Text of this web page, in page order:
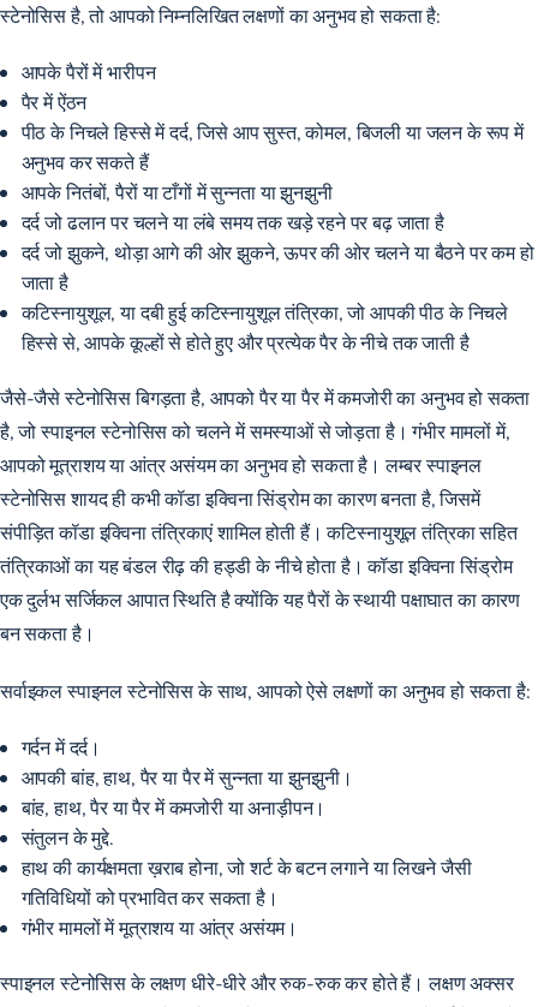
स्टेनोसिस है, तो आपको निम्नलिखित लक्षणों का अनुभव हो सकता है:
आपके पैरों में भारीपन
पैर में ऐंठन
पीठ के निचले हिस्से में दर्द, जिसे आप सुस्त, कोमल, बिजली या जलन के रूप में
अनुभव कर सकते हैं
आपके नितंबों, पैरों या टाँगों में सुन्नता या झुनझुनी
दर्द जो ढलान पर चलने या लंबे समय तक खड़े रहने पर बढ़ जाता है
दर्द जो झुकने, थोड़ा आगे की ओर झुकने, ऊपर की ओर चलने या बैठने पर कम हो
जाता है
कटिस्नायुशूल, या दबी हुई कटिस्नायुशूल तंत्रिका, जो आपकी पीठ के निचले
हिस्से से, आपके कूल्हों से होते हुए और प्रत्येक पैर के नीचे तक जाती है
जैसे-जैसे स्टेनोसिस बिगड़ता है, आपको पैर या पैर में कमजोरी का अनुभव हो सकता
है, जो स्पाइनल स्टेनोसिस को चलने में समस्याओं से जोड़ता है। गंभीर मामलों में,
आपको मूत्राशय या आंत्र असंयम का अनुभव हो सकता है। लम्बर स्पाइनल
स्टेनोसिस शायद ही कभी कॉडा इक्विना सिंड्रोम का कारण बनता है, जिसमें
संपीड़ित कॉडा इक्विना तंत्रिकाएं शामिल होती हैं। कटिस्नायुशूल तंत्रिका सहित
तंत्रिकाओं का यह बंडल रीढ़ की हड्डी के नीचे होता है। कॉडा इक्विना सिंड्रोम
एक दुर्लभ सर्जिकल आपात स्थिति है क्योंकि यह पैरों के स्थायी पक्षाघात का कारण
बन सकता है।
सर्वाइकल स्पाइनल स्टेनोसिस के साथ, आपको ऐसे लक्षणों का अनुभव हो सकता है:
गर्दन में दर्द।
आपकी बांह, हाथ, पैर या पैर में सुन्नता या झुनझुनी।
बांह, हाथ, पैर या पैर में कमजोरी या अनाड़ीपन।
संतुलन के मुद्दे.
हाथ की कार्यक्षमता ख़राब होना, जो शर्ट के बटन लगाने या लिखने जैसी
गतिविधियों को प्रभावित कर सकता है।
गंभीर मामलों में मूत्राशय या आंत्र असंयम।
स्पाइनल स्टेनोसिस के लक्षण धीरे-धीरे और रुक-रुक कर होते हैं। लक्षण अक्सर